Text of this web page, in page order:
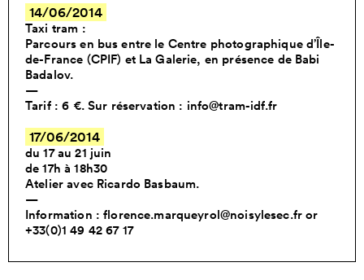
14/06/2014
Taxi tram :
Parcours en bus entre le Centre photographique d’Île-
de-France (CPIF) et La Galerie, en présence de Babi
Badalov.
—
Tarif : 6 €. Sur réservation : info@tram-idf.fr
17/06/2014
du 17 au 21 juin
de 17h à 18h30
Atelier avec Ricardo Basbaum.
—
Information : florence.marqueyrol@noisylesec.fr or
+33(0)1 49 42 67 17